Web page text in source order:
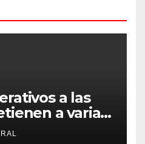
a las
a varias